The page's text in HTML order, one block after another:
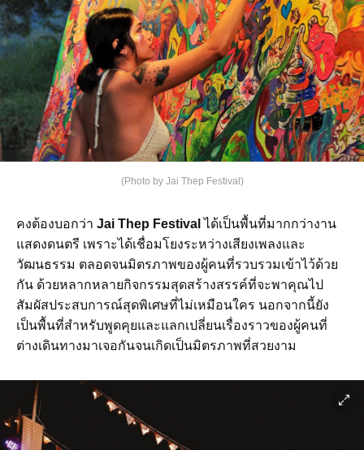
(Photo by Jai Thep Festival)
คงต้องบอกว่า Jai Thep Festival ได้เป็นพื้นที่มากกว่างาน
แสดงดนตรี เพราะได้เชื่อมโยงระหว่างเสียงเพลงและ
วัฒนธรรม ตลอดจนมิตรภาพของผู้คนที่รวบรวมเข้าไว้ด้วย
กัน ด้วยหลากหลายกิจกรรมสุดสร้างสรรค์ที่จะพาคุณไป
สัมผัสประสบการณ์สุดพิเศษที่ไม่เหมือนใคร นอกจากนี้ยัง
เป็นพื้นที่สำหรับพูดคุยและแลกเปลี่ยนเรื่องราวของผู้คนที่
ต่างเดินทางมาเจอกันจนเกิดเป็นมิตรภาพที่สวยงาม